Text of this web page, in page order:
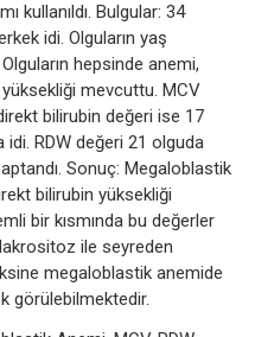
kullanıldı. Bulgular: 34
idi. Olguların yaş
hepsinde anemi,
mevcuttu. MCV
bilirubin değeri ise 17
idi. RDW değeri 21 olguda
Sonuç: Megaloblastik
bilirubin yüksekliği
bir kısmında bu değerler
ile seyreden
megaloblastik anemide
görülebilmektedir.